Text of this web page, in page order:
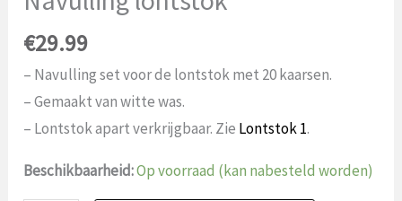
€29.99
– Navulling set voor de lontstok met 20 kaarsen.
– Gemaakt van witte was.
– Lontstok apart verkrijgbaar. Zie Lontstok 1.
Beschikbaarheid:Op voorraad (kan nabesteld worden)